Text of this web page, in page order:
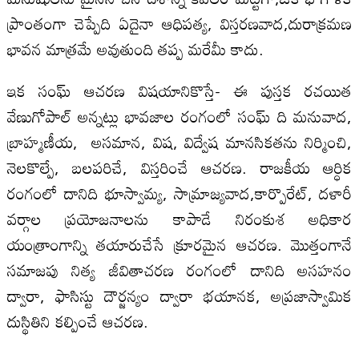
ప్రాంతంగా చెప్పేది ఏదైనా ఆధిపత్య, విస్తరణవాద,దురాక్రమణ
భావన మాత్రమే అవుతుంది తప్ప మరేమీ కాదు.
ఇక సంఘ్ ఆచరణ విషయానికొస్తే- ఈ పుస్తక రచయిత
వేణుగోపాల్ అన్నట్లు భావజాల రంగంలో సంఘ్ ది మనువాద,
బ్రాహ్మణీయ, అసమాన, విష, విద్వేష మానసికతను నిర్మించి,
నెలకొల్పే, బలపరిచే, విస్తరించే ఆచరణ. రాజకీయ ఆర్ధిక
రంగంలో దానిది భూస్వామ్య, సామ్రాజ్యవాద,కార్పొరేట్, దళారీ
వర్గాల ప్రయోజనాలను కాపాడే నిరంకుశ అధికార
యంత్రాంగాన్ని తయారుచేసే క్రూరమైన ఆచరణ. మొత్తంగానే
సమాజపు నిత్య జీవితాచరణ రంగంలో దానిది అసహనం
ద్వారా, ఫాసిస్టు దౌర్జన్యం ద్వారా భయానక, అప్రజాస్వామిక
దుస్థితిని కల్పించే ఆచరణ.